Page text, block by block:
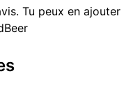
Tu peux en ajouter